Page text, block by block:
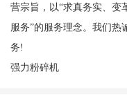
营宗旨，以“求真务实、变
服务”的服务理念。我们热
务!
强力粉碎机